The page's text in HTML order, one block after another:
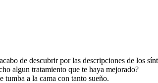
de descubrir por las descripciones de los
algun tratamiento que te haya mejorado?
a la cama con tanto sueño.